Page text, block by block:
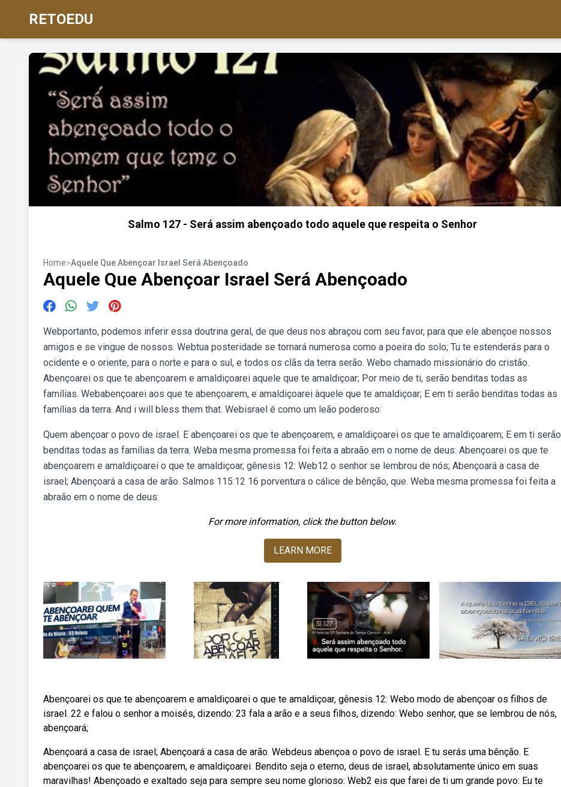
RETOEDU
Salmo 127 - Será assim abençoado todo aquele que respeita o Senhor
Home>Aquele Que Abençoar Israel Será Abençoado
Aquele Que Abençoar Israel Será Abençoado
Webportanto, podemos inferir essa doutrina geral, de que deus nos abraçou com seu favor, para que ele abençoe nossos
amigos e se vingue de nossos. Webtua posteridade se tornará numerosa como a poeira do solo; Tu te estenderás para o
ocidente e o oriente, para o norte e para o sul, e todos os clãs da terra serão. Webo chamado missionário do cristão.
Abençoarei os que te abençoarem e amaldiçoarei aquele que te amaldiçoar; Por meio de ti, serão benditas todas as
famílias. Webabençoarei aos que te abençoarem, e amaldiçoarei àquele que te amaldiçoar; E em ti serão benditas todas as
famílias da terra. And i will bless them that. Webisrael é como um leão poderoso:
Quem abençoar o povo de israel. E abençoarei os que te abençoarem, e amaldiçoarei os que te amaldiçoarem; E em ti serão
benditas todas as famílias da terra. Weba mesma promessa foi feita a abraão em o nome de deus: Abençoarei os que te
abençoarem e amaldiçoarei o que te amaldiçoar, gênesis 12: Web12 o senhor se lembrou de nós; Abençoará a casa de
israel; Abençoará a casa de arão. Salmos 115:12 16 porventura o cálice de bênção, que. Weba mesma promessa foi feita a
abraão em o nome de deus:
For more information, click the button below.
LEARN MORE
Abençoarei os que te abençoarem e amaldiçoarei o que te amaldiçoar, gênesis 12: Webo modo de abençoar os filhos de
israel. 22 e falou o senhor a moisés, dizendo: 23 fala a arão e a seus filhos, dizendo: Webo senhor, que se lembrou de nós,
abençoará;
Abençoará a casa de israel; Abençoará a casa de arão. Webdeus abençoa o povo de israel. E tu serás uma bênção. E
abençoarei os que te abençoarem, e amaldiçoarei. Bendito seja o eterno, deus de israel, absolutamente único em suas
maravilhas! Abençoado e exaltado seja para sempre seu nome glorioso: Web2 eis que farei de ti um grande povo: Eu te